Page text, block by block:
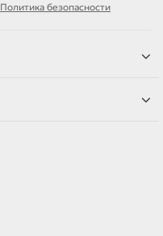
Политика безопасности